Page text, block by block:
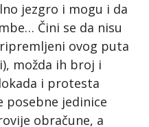
jezgro i mogu i da
Čini se da nisu
ovog puta
možda ih broj i
i protesta
posebne jedinice
obračune, a